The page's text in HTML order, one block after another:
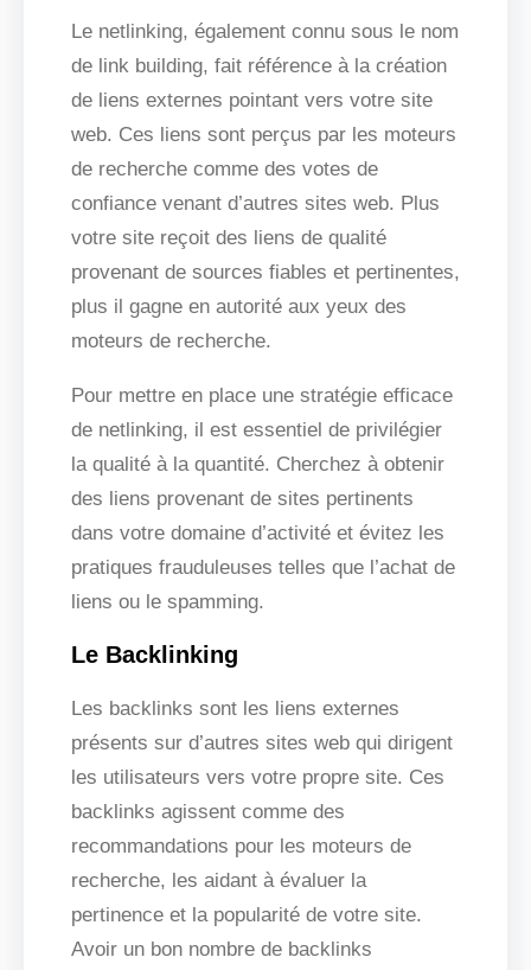
Le netlinking, également connu sous le nom
de link building, fait référence à la création
de liens externes pointant vers votre site
web. Ces liens sont perçus par les moteurs
de recherche comme des votes de
confiance venant d’autres sites web. Plus
votre site reçoit des liens de qualité
provenant de sources fiables et pertinentes,
plus il gagne en autorité aux yeux des
moteurs de recherche.
Pour mettre en place une stratégie efficace
de netlinking, il est essentiel de privilégier
la qualité à la quantité. Cherchez à obtenir
des liens provenant de sites pertinents
dans votre domaine d’activité et évitez les
pratiques frauduleuses telles que l’achat de
liens ou le spamming.
Le Backlinking
Les backlinks sont les liens externes
présents sur d’autres sites web qui dirigent
les utilisateurs vers votre propre site. Ces
backlinks agissent comme des
recommandations pour les moteurs de
recherche, les aidant à évaluer la
pertinence et la popularité de votre site.
Avoir un bon nombre de backlinks